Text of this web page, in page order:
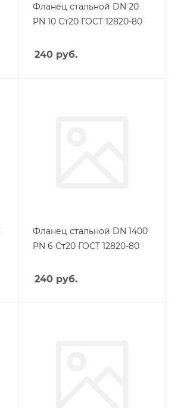
Фланец стальной DN 20
PN 10 Ст20 ГОСТ 12820-80
240руб.
Фланец стальной DN 1400
PN 6 Ст20 ГОСТ 12820-80
240руб.